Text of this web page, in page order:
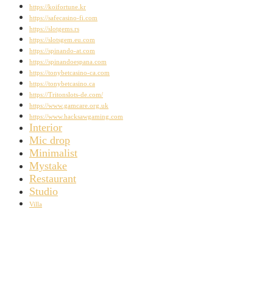
https://koifortune.kr
https://safecasino-fi.com
https://slotgems.rs
https://slotsgem.eu.com
https://spinando-at.com
https://spinandoespana.com
https://tonybetcasino-ca.com
https://tonybetcasino.ca
https://Tritonslots-de.com/
https://www.gamcare.org.uk
https://www.hacksawgaming.com
Interior
Mic drop
Minimalist
Mystake
Restaurant
Studio
Villa